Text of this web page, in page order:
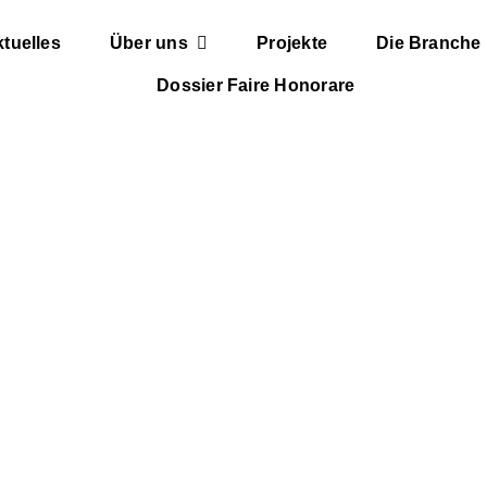
Über uns Projekte Die Branche
Dossier Faire Honorare